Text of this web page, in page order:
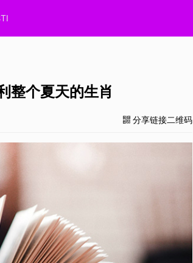
整个夏天的生肖
分享链接二维码